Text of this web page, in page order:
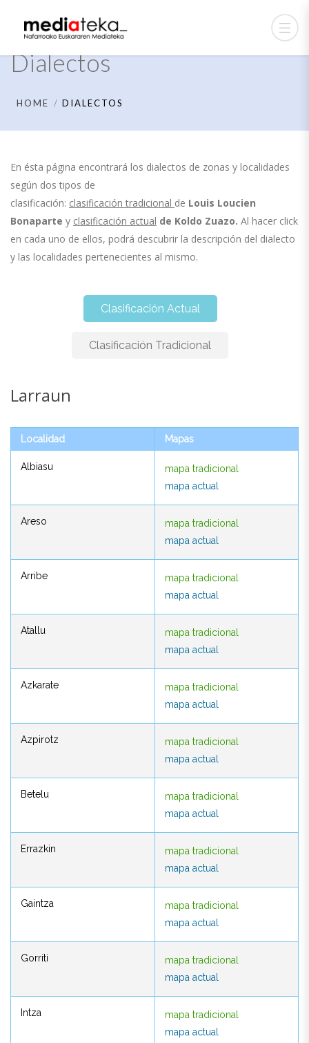
Dialectos
HOME DIALECTOS
En ésta página encontrará los dialectos de zonas y localidades
según dos tipos de
clasificación: clasificación tradicional de Louis Loucien
Bonaparte y clasificación actual de Koldo Zuazo. Al hacer click
en cada uno de ellos, podrá descubrir la descripción del dialecto
y las localidades pertenecientes al mismo.
Clasificación Actual
Clasificación Tradicional
Larraun
Localidad Mapas
Albiasu
mapa tradicional
mapa actual
Areso
mapa tradicional
mapa actual
Arribe
mapa tradicional
mapa actual
Atallu
mapa tradicional
mapa actual
Azkarate
mapa tradicional
mapa actual
Azpirotz
mapa tradicional
mapa actual
Betelu
mapa tradicional
mapa actual
Errazkin
mapa tradicional
mapa actual
Gaintza
mapa tradicional
mapa actual
Gorriti
mapa tradicional
mapa actual
Intza
mapa tradicional
mapa actual
Larraun
Localidad Mapas
mapa actual
mapa actual
mapa actual
mapa actual
mapa actual
mapa actual
mapa actual
mapa actual
mapa actual
mapa actual
mapa actual